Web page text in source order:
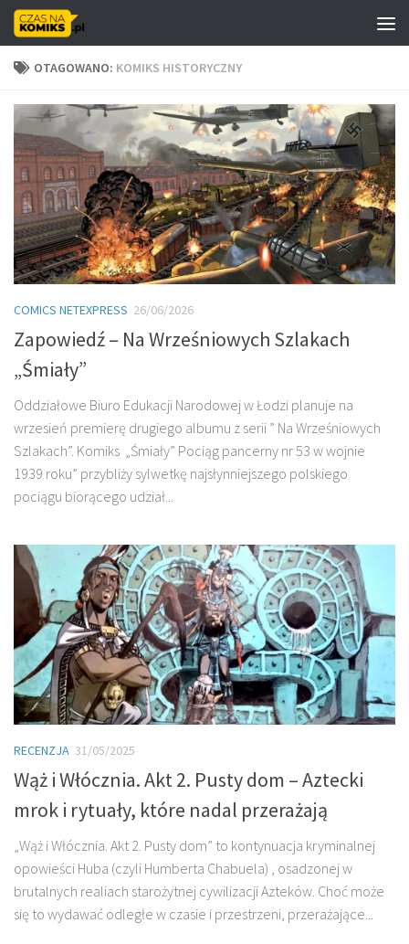
Skip to content
OTAGOWANO: KOMIKS HISTORYCZNY
COMICS NETEXPRESS 26/06/2026
Zapowiedź – Na Wrześniowych Szlakach
„Śmiały”
Oddziałowe Biuro Edukacji Narodowej w Łodzi planuje na
wrzesień premierę drugiego albumu z serii ” Na Wrześniowych
Szlakach”. Komiks „Śmiały” Pociąg pancerny nr 53 w wojnie
1939 roku” przybliży sylwetkę najsłynniejszego polskiego
pociągu biorącego udział...
RECENZJA 31/05/2025
Wąż i Włócznia. Akt 2. Pusty dom – Aztecki
mrok i rytuały, które nadal przerażają
„Wąż i Włócznia. Akt 2. Pusty dom” to kontynuacja kryminalnej
opowieści Huba (czyli Humberta Chabuela) , osadzonej w
brutalnych realiach starożytnej cywilizacji Azteków. Choć może
się to wydawać odległe w czasie i przestrzeni, przerażające...